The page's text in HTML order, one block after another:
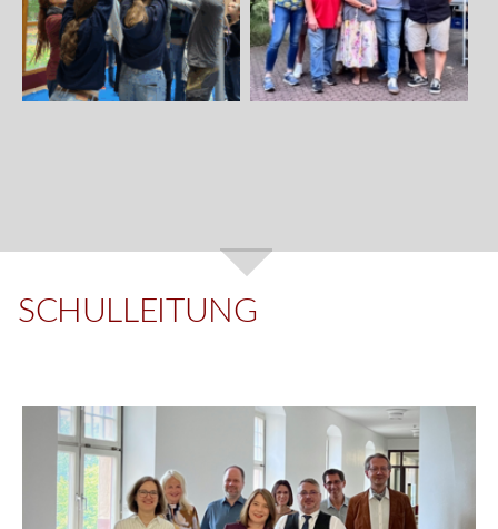
SCHULLEITUNG